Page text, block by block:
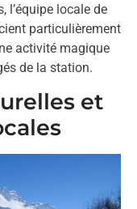
l’équipe locale de
particulièrement
activité magique
de la station.
et